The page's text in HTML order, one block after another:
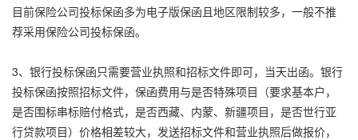
目前保险公司投标保函多为电子版保函且地区限制较多，一般不推
荐采用保险公司投标保函。
3、银行投标保函只需要营业执照和招标文件即可，当天出函。银行
投标保函按照招标文件，保函费用与是否特殊项目（要求基本户，
是否围标串标赔付格式，是否西藏、内蒙、新疆项目，是否世行亚
行贷款项目）价格相差较大，发送招标文件和营业执照后做报价，